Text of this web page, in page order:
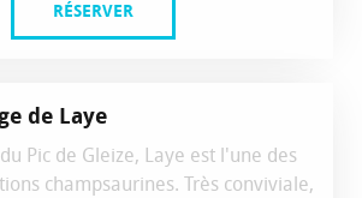
RÉSERVER
de Laye
Pic de Gleize, Laye est l'une des
champsaurines. Très conviviale,